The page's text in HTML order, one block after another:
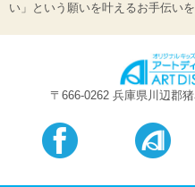
い」という願いを叶えるお手伝い
〒666-0262 兵庫県川辺郡